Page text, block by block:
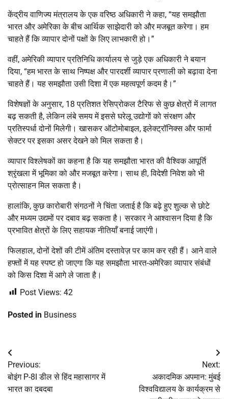
केंद्रीय वाणिज्य मंत्रालय के एक वरिष्ठ अधिकारी ने कहा, “यह समझौता
भारत और अमेरिका के बीच आर्थिक साझेदारी को और मजबूत करेगा। हम
चाहते हैं कि व्यापार दोनों पक्षों के लिए लाभकारी हो।”
वहीं, अमेरिकी व्यापार प्रतिनिधि कार्यालय से जुड़े एक अधिकारी ने बयान
दिया, “हम भारत के साथ निष्पक्ष और पारदर्शी व्यापार प्रणाली को बढ़ावा देना
चाहते हैं। यह समझौता उसी दिशा में एक महत्वपूर्ण कदम है।”
विशेषज्ञों के अनुसार, 18 प्रतिशत रेसिप्रोकल टैरिफ से कुछ क्षेत्रों में लागत
बढ़ सकती है, लेकिन लंबे समय में इससे घरेलू उद्योगों को संरक्षण और
प्रतिस्पर्धा दोनों मिलेगी। खासकर ऑटोमोबाइल, इलेक्ट्रॉनिक्स और फार्मा
सेक्टर पर इसका असर देखने को मिल सकता है।
व्यापार विश्लेषकों का कहना है कि यह समझौता भारत की वैश्विक आपूर्ति
श्रृंखला में भूमिका को और मजबूत करेगा। साथ ही, विदेशी निवेश को भी
प्रोत्साहन मिल सकता है।
हालांकि, कुछ कारोबारी संगठनों ने चिंता जताई है कि बढ़े हुए शुल्क से छोटे
और मध्यम उद्यमों पर दबाव बढ़ सकता है। सरकार ने आश्वासन दिया है कि
प्रभावित क्षेत्रों के लिए सहायक नीतियाँ बनाई जाएंगी।
फिलहाल, दोनों देशों की टीमें अंतिम दस्तावेज़ पर काम कर रही हैं। आने वाले
हफ्तों में यह स्पष्ट हो जाएगा कि यह समझौता भारत-अमेरिका व्यापार संबंधों
को किस दिशा में आगे ले जाता है।
Post Views: 42
Posted in Business
Post
navigation
Previous:
बोइंग P-8I डील से हिंद महासागर में
भारत का दबदबा
Next:
अकादमिक अपमान: मुंबई
विश्वविद्यालय के कार्यक्रम से